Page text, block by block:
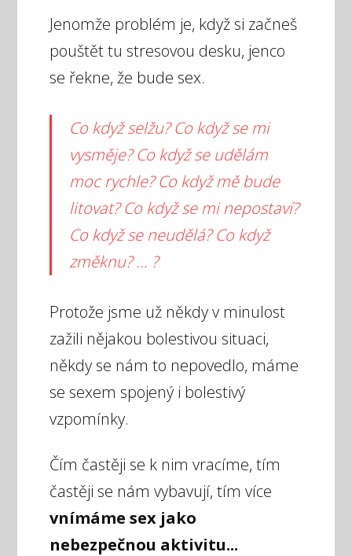
Jenomže problém je, když si začneš
pouštět tu stresovou desku, jenco
se řekne, že bude sex.
Co když selžu? Co když se mi
vysměje? Co když se udělám
moc rychle? Co když mě bude
litovat? Co když se mi nepostaví?
Co když se neudělá? Co když
změknu? ... ?
Protože jsme už někdy v minulost
zažili nějakou bolestivou situaci,
někdy se nám to nepovedlo, máme
se sexem spojený i bolestivý
vzpomínky.
Čím častěji se k nim vracíme, tím
častěji se nám vybavují, tím více
vnímáme sex jako
nebezpečnou aktivitu...